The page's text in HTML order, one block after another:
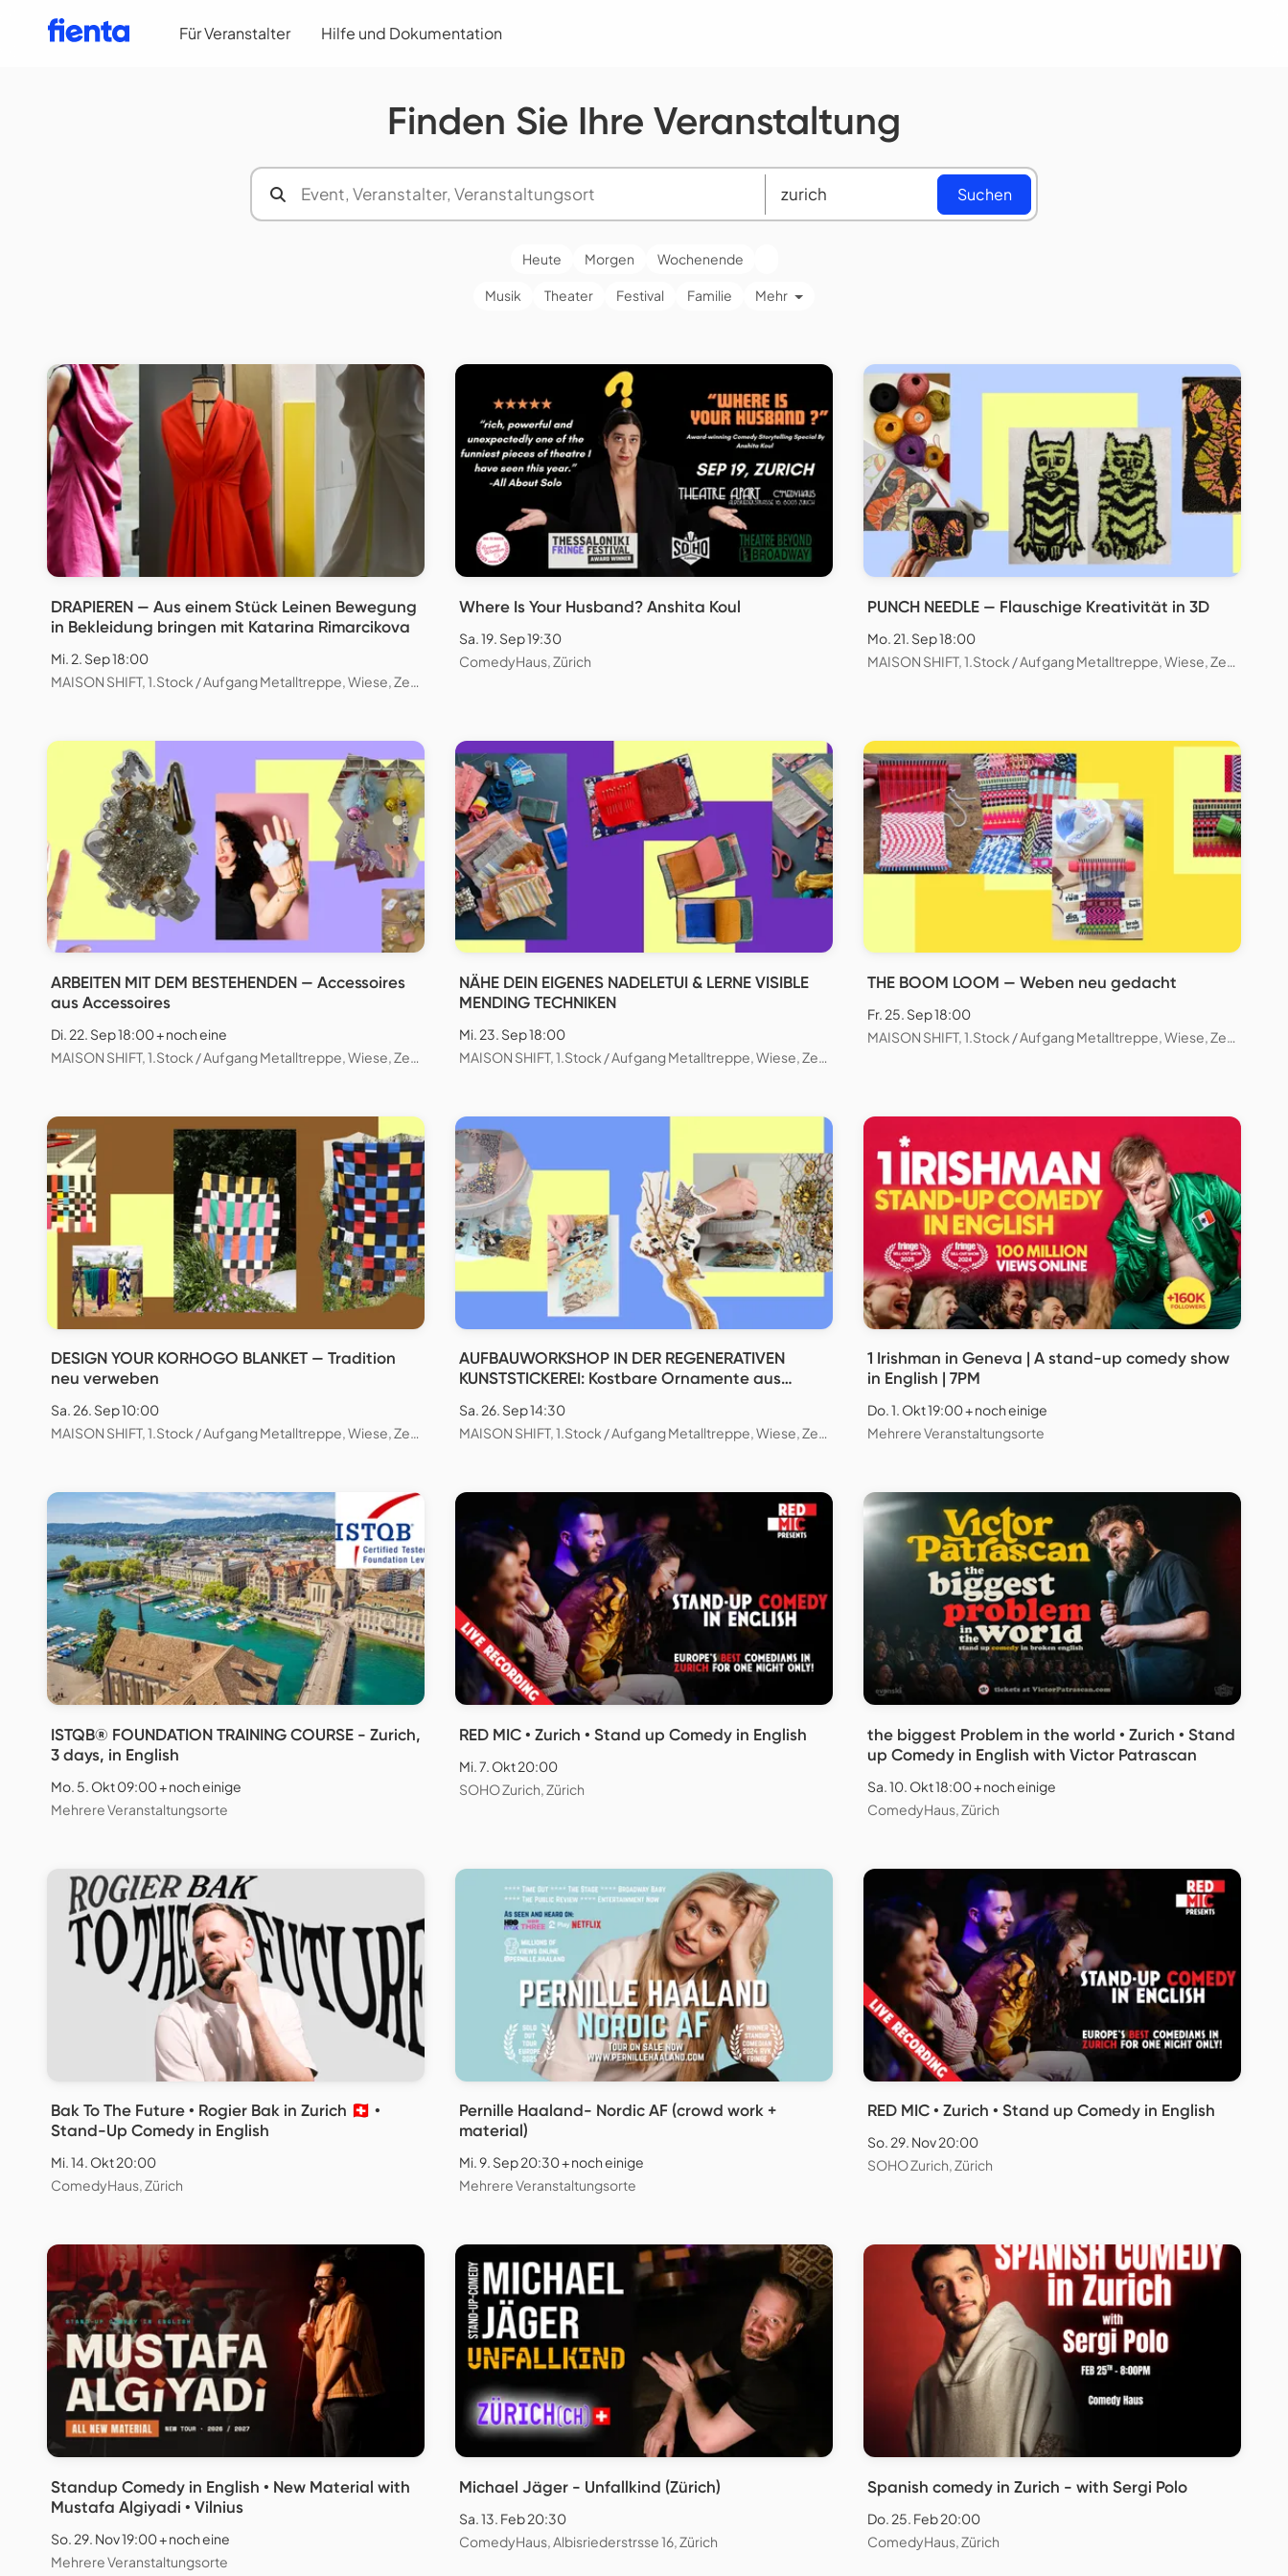
Für Veranstalter Hilfe und Dokumentation
Finden Sie Ihre Veranstaltung
Suchen
Heute Morgen Wochenende
Musik Theater Festival Familie Mehr
DRAPIEREN — Aus einem Stück Leinen Bewegung
in Bekleidung bringen mit Katarina Rimarcikova
Mi. 2. Sep 18:00
MAISON SHIFT, 1.Stock / Aufgang Metalltreppe, Wiese, Zeughausstrasse, Zürich, Schweiz
Where Is Your Husband? Anshita Koul
Sa. 19. Sep 19:30
ComedyHaus, Zürich
PUNCH NEEDLE — Flauschige Kreativität in 3D
Mo. 21. Sep 18:00
MAISON SHIFT, 1.Stock / Aufgang Metalltreppe, Wiese, Zeughausstrasse, Zürich, Schweiz
ARBEITEN MIT DEM BESTEHENDEN — Accessoires
aus Accessoires
Di. 22. Sep 18:00 + noch eine
MAISON SHIFT, 1.Stock / Aufgang Metalltreppe, Wiese, Zeughausstrasse, Zürich, Schweiz
NÄHE DEIN EIGENES NADELETUI & LERNE VISIBLE
MENDING TECHNIKEN
Mi. 23. Sep 18:00
MAISON SHIFT, 1.Stock / Aufgang Metalltreppe, Wiese, Zeughausstrasse, Zürich, Schweiz
THE BOOM LOOM — Weben neu gedacht
Fr. 25. Sep 18:00
MAISON SHIFT, 1.Stock / Aufgang Metalltreppe, Wiese, Zeughausstrasse, Zürich, Schweiz
DESIGN YOUR KORHOGO BLANKET — Tradition
neu verweben
Sa. 26. Sep 10:00
MAISON SHIFT, 1.Stock / Aufgang Metalltreppe, Wiese, Zeughausstrasse, Zürich, Schweiz
AUFBAUWORKSHOP IN DER REGENERATIVEN
KUNSTSTICKEREI: Kostbare Ornamente aus
gestalten
Sa. 26. Sep 14:30
MAISON SHIFT, 1.Stock / Aufgang Metalltreppe, Wiese, Zeughausstrasse, Zürich, Schweiz
1 Irishman in Geneva | A stand-up comedy show
in English | 7PM
Do. 1. Okt 19:00 + noch einige
Mehrere Veranstaltungsorte
ISTQB® FOUNDATION TRAINING COURSE - Zurich,
3 days, in English
Mo. 5. Okt 09:00 + noch einige
Mehrere Veranstaltungsorte
RED MIC • Zurich • Stand up Comedy in English
Mi. 7. Okt 20:00
SOHO Zurich, Zürich
the biggest Problem in the world • Zurich • Stand
up Comedy in English with Victor Patrascan
Sa. 10. Okt 18:00 + noch einige
ComedyHaus, Zürich
Bak To The Future • Rogier Bak in Zurich 🇨🇭 •
Stand-Up Comedy in English
Mi. 14. Okt 20:00
ComedyHaus, Zürich
Pernille Haaland- Nordic AF (crowd work +
material)
Mi. 9. Sep 20:30 + noch einige
Mehrere Veranstaltungsorte
RED MIC • Zurich • Stand up Comedy in English
So. 29. Nov 20:00
SOHO Zurich, Zürich
Standup Comedy in English • New Material with
Mustafa Algiyadi • Vilnius
So. 29. Nov 19:00 + noch eine
Mehrere Veranstaltungsorte
Michael Jäger - Unfallkind (Zürich)
Sa. 13. Feb 20:30
ComedyHaus, Albisriederstrsse 16, Zürich
Spanish comedy in Zurich - with Sergi Polo
Do. 25. Feb 20:00
ComedyHaus, Zürich